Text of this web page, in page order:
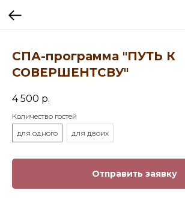
СПА-программа "ПУТЬ К
СОВЕРШЕНТСВУ"
4 500 р.
Количество гостей
для одного
для двоих
Отправить заявку